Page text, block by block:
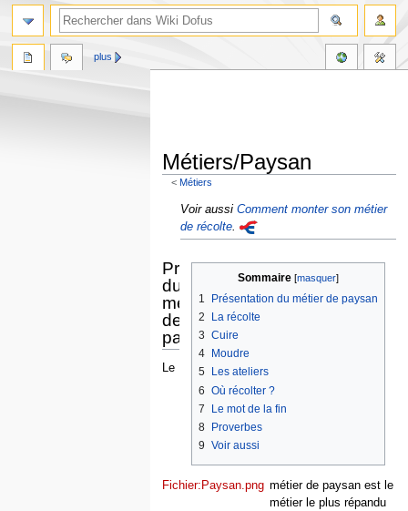
Métiers/Paysan
<Métiers
Aller
navigation
Aller
recherche
Voir aussiComment monter son métier
de récolte.
Sommaire
1
Présentation du métier de paysan
2
La récolte
3 Cuire
4
Moudre
5
Les ateliers
6 Où récolter ?
7
Le mot de la fin
8
Proverbes
9 Voir aussi
Présentation
du
métier
de
paysan
Fichier:Paysan.png
Le
métier de paysan est le
métier le plus répandu
plus